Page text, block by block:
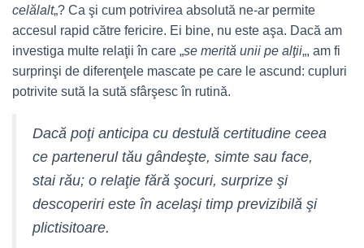
celălalt„? Ca şi cum potrivirea absolută ne-ar permite
accesul rapid către fericire. Ei bine, nu este aşa. Dacă am
investiga multe relaţii în care „se merită unii pe alţii„, am fi
surprinşi de diferenţele mascate pe care le ascund: cupluri
potrivite sută la sută sfârşesc în rutină.
Dacă poţi anticipa cu destulă certitudine ceea
ce partenerul tău gândeşte, simte sau face,
stai rău; o relaţie fără şocuri, surprize şi
descoperiri este în acelaşi timp previzibilă şi
plictisitoare.